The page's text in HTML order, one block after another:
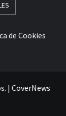
de Cookies
| CoverNews